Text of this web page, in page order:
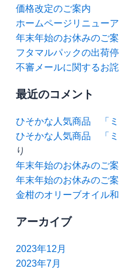
価格改定のご案内
ホームページリニュー
年末年始のお休みのご
フタマルパックの出荷
不審メールに関するお
最近のコメント
ひそかな人気商品 「ミ
ひそかな人気商品 「ミ
り
年末年始のお休みのご
年末年始のお休みのご
金柑のオリーブオイル和
アーカイブ
2023年12月
2023年7月